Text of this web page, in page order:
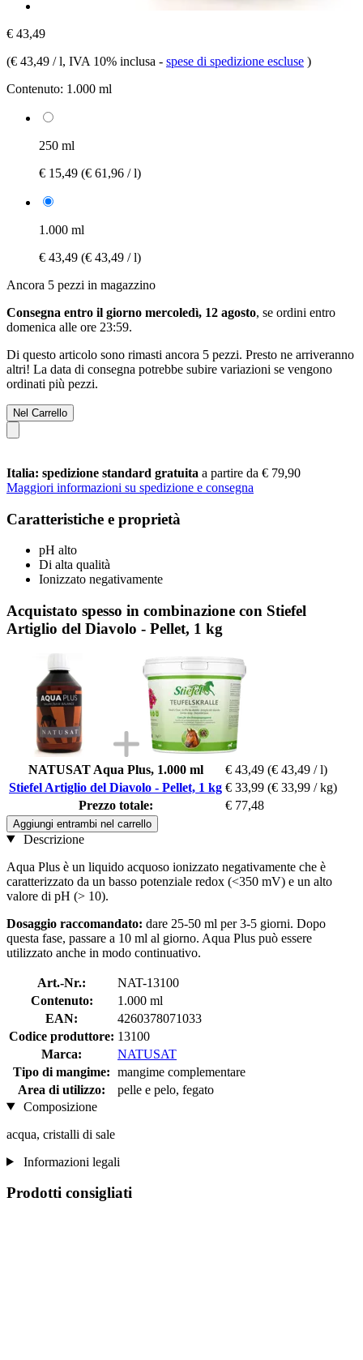
€ 43,49
(€ 43,49 / l, IVA 10% inclusa - spese di spedizione escluse )
Contenuto: 1.000 ml
250 ml
€ 15,49 (€ 61,96 / l)
1.000 ml
€ 43,49 (€ 43,49 / l)
Ancora 5 pezzi in magazzino
Consegna entro il giorno mercoledì, 12 agosto, se ordini entro
domenica alle ore 23:59.
Di questo articolo sono rimasti ancora 5 pezzi. Presto ne arriveranno
altri! La data di consegna potrebbe subire variazioni se vengono
ordinati più pezzi.
Nel Carrello
Italia: spedizione standard gratuita a partire da € 79,90
Maggiori informazioni su spedizione e consegna
Caratteristiche e proprietà
pH alto
Di alta qualità
Ionizzato negativamente
Acquistato spesso in combinazione con Stiefel
Artiglio del Diavolo - Pellet, 1 kg
NATUSAT Aqua Plus, 1.000 ml € 43,49 (€ 43,49 / l)
Stiefel Artiglio del Diavolo - Pellet, 1 kg € 33,99 (€ 33,99 / kg)
Prezzo totale:
€ 77,48
Aggiungi entrambi nel carrello
Descrizione
Aqua Plus è un liquido acquoso ionizzato negativamente che è
caratterizzato da un basso potenziale redox (<350 mV) e un alto
valore di pH (> 10).
Dosaggio raccomandato: dare 25-50 ml per 3-5 giorni. Dopo
questa fase, passare a 10 ml al giorno. Aqua Plus può essere
utilizzato anche in modo continuativo.
Art.-Nr.:
NAT-13100
Contenuto:
1.000 ml
EAN:
4260378071033
Codice produttore: 13100
Marca:
NATUSAT
Tipo di mangime: mangime complementare
Area di utilizzo:
pelle e pelo, fegato
Composizione
acqua, cristalli di sale
Informazioni legali
Prodotti consigliati